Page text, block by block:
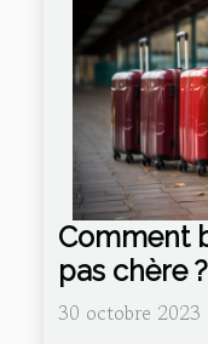
Comment
pas chère ?
30 octobre 2023